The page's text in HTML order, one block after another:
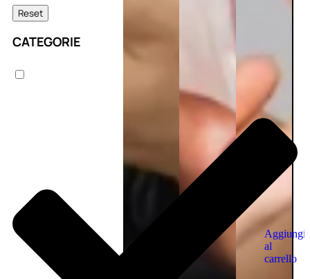
Aggiungi
al
carrello
Reset
CATEGORIE